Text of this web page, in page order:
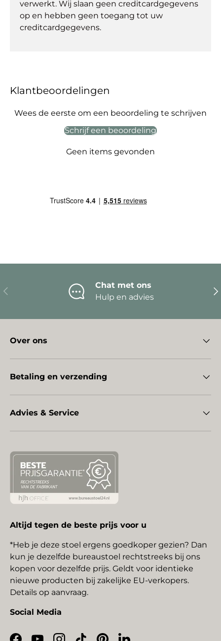
verwerkt. Wij slaan geen creditcardgegevens
op en hebben geen toegang tot uw
creditcardgegevens.
Klantbeoordelingen
Wees de eerste om een beoordeling te schrijven
Schrijf een beoordeling
Geen items gevonden
Vorige
Chat met ons
Hulp en advies
Over ons
Betaling en verzending
Advies & Service
Altijd tegen de beste prijs voor u
*Heb je deze stoel ergens goedkoper gezien? Dan
kun je dezelfde bureaustoel rechtstreeks bij ons
kopen voor dezelfde prijs. Geldt voor identieke
nieuwe producten bij zakelijke EU-verkopers.
Details op aanvraag.
Social Media